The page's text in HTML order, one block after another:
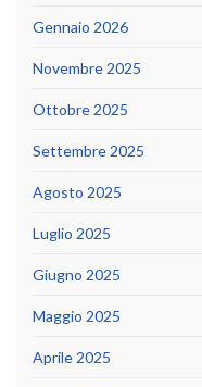
Gennaio 2026
Novembre 2025
Ottobre 2025
Settembre 2025
Agosto 2025
Luglio 2025
Giugno 2025
Maggio 2025
Aprile 2025